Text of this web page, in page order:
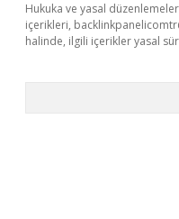
Hukuka ve yasal
içerikleri,
halinde, ilgili içerikler yasal